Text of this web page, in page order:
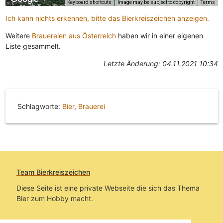
Keyboard shortcuts Image may be subject to copyright Terms
Ich kann nichts erkennen, bitte das Bierkreiszeichen anzeigen.
Weitere Brauereien aus Österreichhaben wir in einer eigenen
Liste gesammelt.
Letzte Änderung: 04.11.2021 10:34
Schlagworte: Bier, Brauerei
Team Bierkreiszeichen
Diese Seite ist eine private Webseite die sich das Thema
Bier zum Hobby macht.